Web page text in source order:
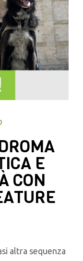
E
CON
altra sequenza